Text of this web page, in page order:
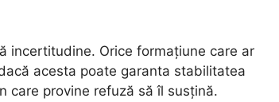
incertitudine. Orice formațiune care ar
acesta poate garanta stabilitatea
care provine refuză să îl susțină.